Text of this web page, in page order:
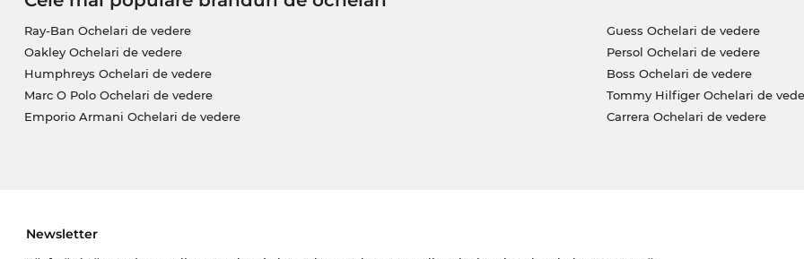
Ray-Ban Ochelari de vedere
Oakley Ochelari de vedere
Humphreys Ochelari de vedere
Marc O Polo Ochelari de vedere
Emporio Armani Ochelari de vedere
Guess Ochelari de vedere
Persol Ochelari de vedere
Boss Ochelari de vedere
Tommy Hilfiger Ochelari de
Carrera Ochelari de vedere
Newsletter